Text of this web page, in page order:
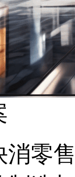
零售